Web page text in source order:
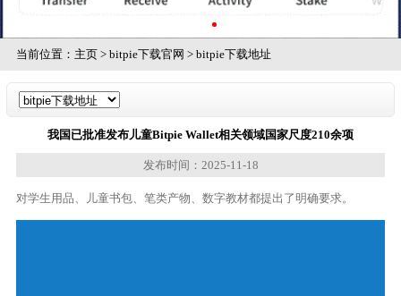
当前位置： 主页> bitpie下载官网 > bitpie下载地址
我国已批准发布儿童Bitpie Wallet相关领域国家尺度210余项
发布时间：2025-11-18
对学生用品、儿童书包、笔类产物、数字教材都提出了明确要求。